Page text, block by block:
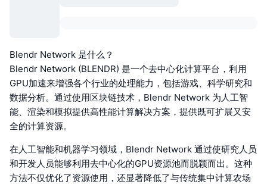
Blendr Network 是什么？
Blendr Network (BLENDR) 是一个去中心化计算平台，利用
GPU加速来增强各个行业的处理能力，包括游戏、科学研究和
数据分析。通过使用区块链技术，Blendr Network 为人工智
能、渲染和模拟提供高性能计算解决方案，提供既可扩展又安
全的计算资源。
在人工智能和机器学习领域，Blendr Network 通过使研究人员
和开发人员能够利用去中心化的GPU资源池而脱颖而出。这种
方法不仅优化了资源使用，还显著降低了与传统集中计算农场